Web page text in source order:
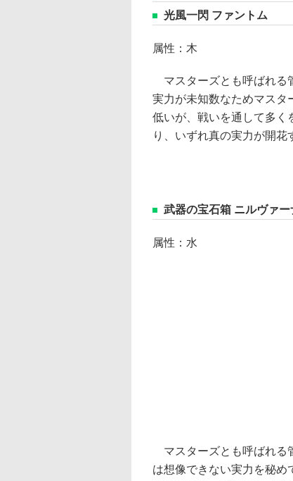
光風一閃 ファントム
属性：木
マスターズとも呼ばれる
実力が未知数なためマスタ
低いが、戦いを通して多く
り、いずれ真の実力が開花
武器の宝石箱 ニルヴァー
属性：水
マスターズとも呼ばれる
は想像できない実力を秘め